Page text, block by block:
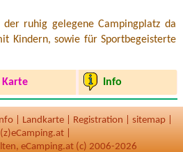
ruhig gelegene Campingplatz da
Kindern, sowie für Sportbegeisterte
Karte Info
Landkarte Registration sitemap
|
eCamping.at (c) 2006-2026